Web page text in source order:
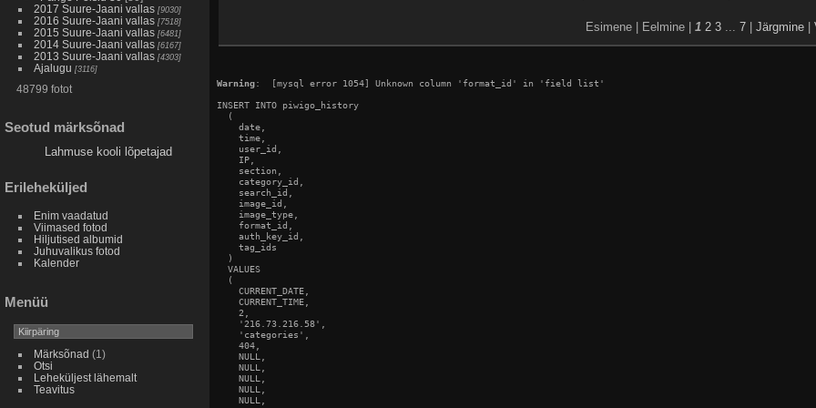
2017 Suure-Jaani vallas [9030]
2016 Suure-Jaani vallas [7518]
2015 Suure-Jaani vallas [6481]
2014 Suure-Jaani vallas [6167]
2013 Suure-Jaani vallas [4303]
Ajalugu [3116]
48799 fotot
Seotud märksõnad
Lahmuse kooli lõpetajad
Erileheküljed
Enim vaadatud
Viimased fotod
Hiljutised albumid
Juhuvalikus fotod
Kalender
Menüü
Märksõnad (1)
Otsi
Leheküljest lähemalt
Teavitus
Esimene | Eelmine | 1 2 3 7 Järgmine
Warning:  [mysql error 1054] Unknown column 'format_id' in 'field list'
INSERT INTO piwigo_history
  (
    date,
    time,
    user_id,
    IP,
    section,
    category_id,
    search_id,
    image_id,
    image_type,
    format_id,
    auth_key_id,
    tag_ids
  )
  VALUES
  (
    CURRENT_DATE,
    CURRENT_TIME,
    2,
    '216.73.216.58',
    'categories',
    404,
    NULL,
    NULL,
    NULL,
    NULL,
    NULL,